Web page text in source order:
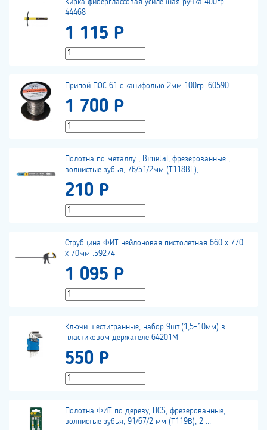
Кирка фиберглассовая усиленная ручка 400гр.
44468
1 115 Р
Припой ПОС 61 с канифолью 2мм 100гр. 60590
1 700 Р
Полотна по металлу , Bimetal, фрезерованные ,
волнистые зубья, 76/51/2мм (Т118BF),...
210 Р
Струбцина ФИТ нейлоновая пистолетная 660 x 770
x 70мм .59274
1 095 Р
Ключи шестигранные, набор 9шт.(1,5-10мм) в
пластиковом держателе 64201М
550 Р
Полотна ФИТ по дереву, HCS, фрезерованные,
волнистые зубья, 91/67/2 мм (Т119В), 2 ...